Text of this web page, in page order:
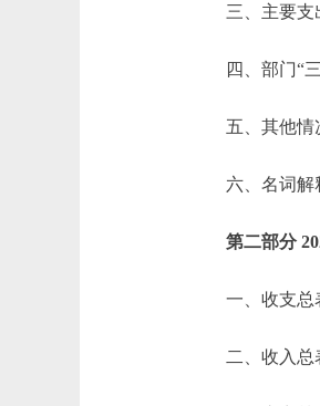
三、主要支
四、部门“三
五、其他情
六、名词解
第二部分
一、收支总
二、收入总